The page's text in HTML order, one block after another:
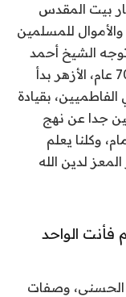
بيت المقدس
للمسلمين
الشيخ أحمد
الطيب، بل هذا توجه بدأ منذ أكثر من 700 عام، الأزهر بدأ
بقيادة
جدا عن نهج
وكلنا يعلم
لدين الله
فأنت الواحد
الحسنى، وصفات